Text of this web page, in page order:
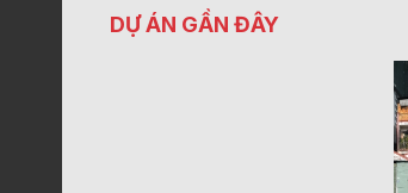
DỰ ÁN GẦN ĐÂY